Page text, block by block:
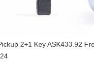
2+1 Key ASK433.92